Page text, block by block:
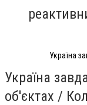
Україна
Україна
об'єктах /